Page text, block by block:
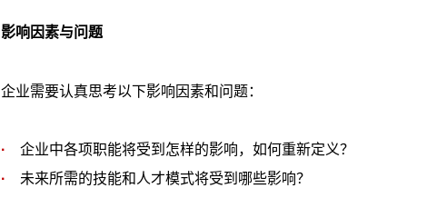
影响因素与问题
企业需要认真思考以下影响因素和问题：
· 企业中各项职能将受到怎样的影响，如何重新定义？
· 未来所需的技能和人才模式将受到哪些影响？